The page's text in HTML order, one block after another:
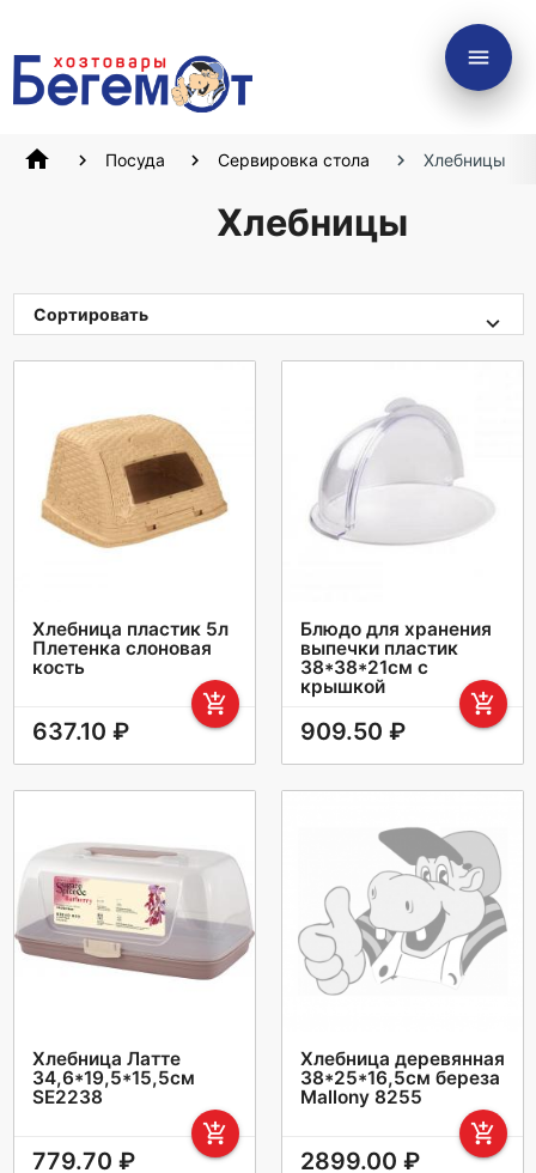
menu
home Посуда Сервировка стола Хлебницы
Хлебницы
Сортировать
Хлебница пластик 5л
Плетенка слоновая
кость
add_shopping_cart
637.10 ₽
Блюдо для хранения
выпечки пластик
38*38*21см с
крышкой
add_shopping_cart
909.50 ₽
Хлебница Латте
34,6*19,5*15,5см
SЕ2238
add_shopping_cart
779.70 ₽
Хлебница деревянная
38*25*16,5см береза
Mallony 8255
add_shopping_cart
2899.00 ₽